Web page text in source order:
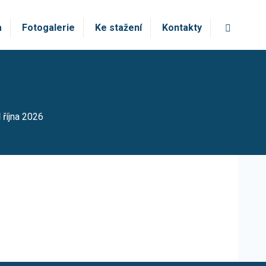
Fotogalerie Ke stažení Kontakty
2026